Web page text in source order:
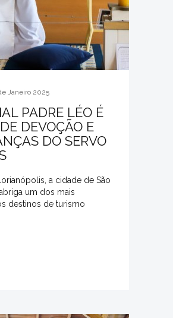
Janeiro 2025
PADRE LÉO É
DEVOÇÃO E
DO SERVO
a cidade de São
um dos mais
destinos de turismo